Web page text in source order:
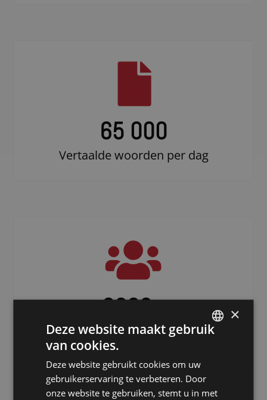
65 000
Vertaalde woorden per dag
3000+
Freelancers verspreid over de hele
wereld
×
Deze website maakt gebruik
van cookies.
Deze website gebruikt cookies om uw
gebruikerservaring te verbeteren. Door
onze website te gebruiken, stemt u in met